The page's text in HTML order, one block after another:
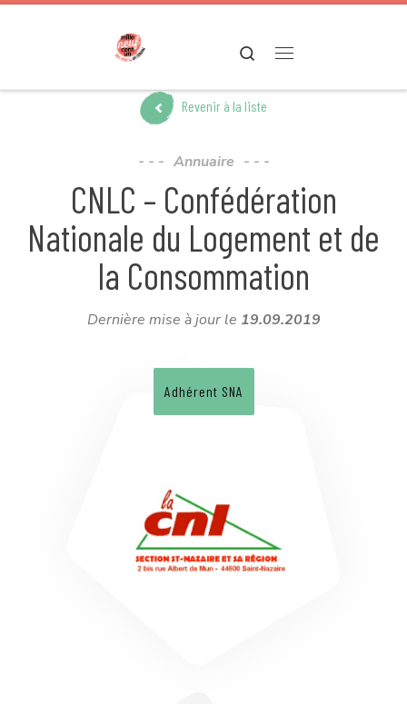
Search
Revenir à la liste
Annuaire
CNLC – Confédération
Nationale du Logement et de
la Consommation
Dernière mise à jour le 19.09.2019
Adhérent SNA